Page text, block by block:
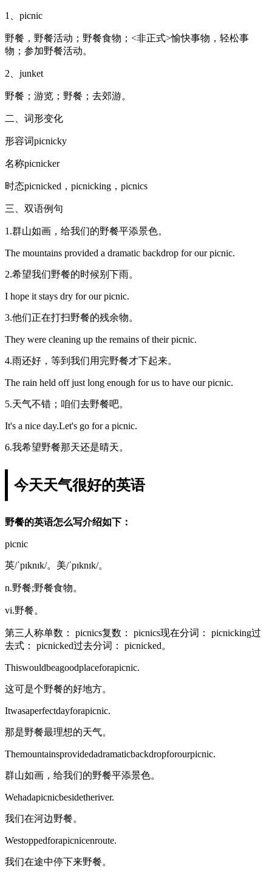
1、picnic
野餐，野餐活动；野餐食物；<非正式>愉快事物，轻松事
物；参加野餐活动。
2、junket
野餐；游览；野餐；去郊游。
二、词形变化
形容词picnicky
名称picnicker
时态picnicked，picnicking，picnics
三、双语例句
1.群山如画，给我们的野餐平添景色。
The mountains provided a dramatic backdrop for our picnic.
2.希望我们野餐的时候别下雨。
I hope it stays dry for our picnic.
3.他们正在打扫野餐的残余物。
They were cleaning up the remains of their picnic.
4.雨还好，等到我们用完野餐才下起来。
The rain held off just long enough for us to have our picnic.
5.天气不错；咱们去野餐吧。
It's a nice day.Let's go for a picnic.
6.我希望野餐那天还是晴天。
今天天气很好的英语
野餐的英语怎么写介绍如下：
picnic
英/ˈpɪknɪk/。美/ˈpɪknɪk/。
n.野餐;野餐食物。
vi.野餐。
第三人称单数： picnics复数： picnics现在分词： picnicking过
去式： picnicked过去分词： picnicked。
Thiswouldbeagoodplaceforapicnic.
这可是个野餐的好地方。
Itwasaperfectdayforapicnic.
那是野餐最理想的天气。
Themountainsprovidedadramaticbackdropforourpicnic.
群山如画，给我们的野餐平添景色。
Wehadapicnicbesidetheriver.
我们在河边野餐。
Westoppedforapicnicenroute.
我们在途中停下来野餐。